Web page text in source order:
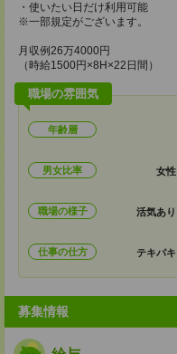
・使いたい日だけ利用可能
※一部規定がございます。
月収例26万4000円
（時給1500円×8H×22日間）
職場の雰囲気
年齢層
男女比率 女性
職場の様子 活気あり
仕事の仕方 テキパキ
募集情報